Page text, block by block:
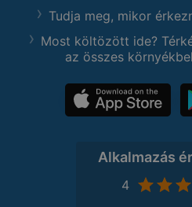
Tudja meg, mikor
Most költözött ide?
az összes
Alkalmazás
4